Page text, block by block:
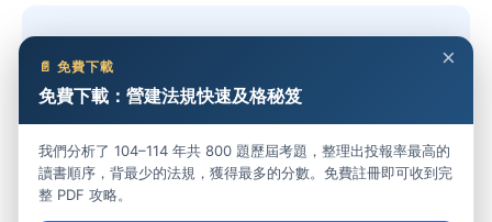
免費開始練習 →
×
📄 免費下載
免費下載：營建法規快速及格秘笈
我們分析了 104–114 年共 800 題歷屆考題，整理出投報率最高的
讀書順序，背最少的法規，獲得最多的分數。免費註冊即可收到完
整 PDF 攻略。